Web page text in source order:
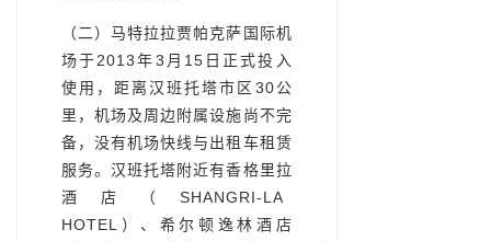
（二）马特拉拉贾帕克萨国际机
场于2013年3月15日正式投入
使用，距离汉班托塔市区30公
里，机场及周边附属设施尚不完
备，没有机场快线与出租车租赁
服务。汉班托塔附近有香格里拉
酒店（SHANGRI-LA
HOTEL）、希尔顿逸林酒店